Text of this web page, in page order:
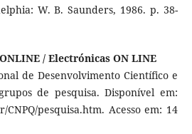
W. B. Saunders, 1986. p. 38-
/ Electrónicas ON LINE
de Desenvolvimento Científico e
de pesquisa. Disponível em:
pesquisa.htm. Acesso em: 14